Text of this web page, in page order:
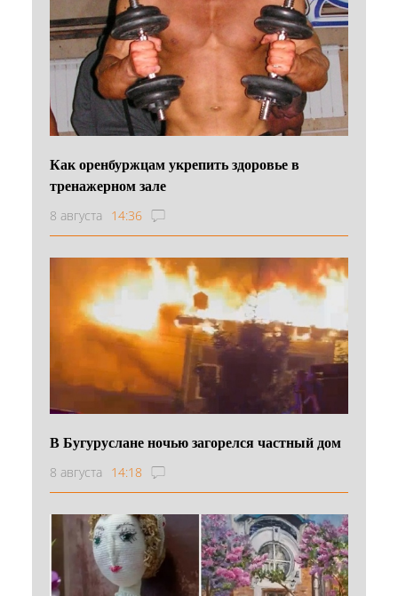
Как оренбуржцам укрепить здоровье в
тренажерном зале
8 августа 14:36
В Бугуруслане ночью загорелся частный дом
8 августа 14:18